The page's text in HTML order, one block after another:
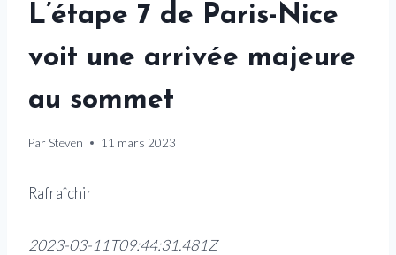
L’étape 7 de Paris-Nice
voit une arrivée majeure
au sommet
Par Steven 11 mars 2023
Rafraîchir
2023-03-11T09:44:31.481Z